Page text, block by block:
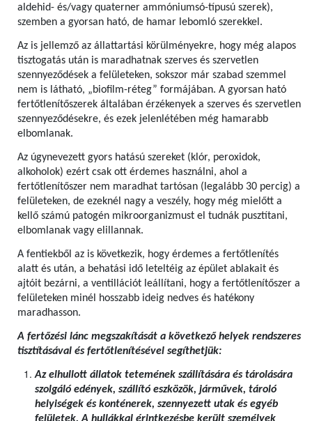
aldehid- és/vagy quaterner ammóniumsó-típusú szerek),
szemben a gyorsan ható, de hamar lebomló szerekkel.
Az is jellemző az állattartási körülményekre, hogy még alapos
tisztogatás után is maradhatnak szerves és szervetlen
szennyeződések a felületeken, sokszor már szabad szemmel
nem is látható, „biofilm-réteg” formájában. A gyorsan ható
fertőtlenítőszerek általában érzékenyek a szerves és szervetlen
szennyeződésekre, és ezek jelenlétében még hamarabb
elbomlanak.
Az úgynevezett gyors hatású szereket (klór, peroxidok,
alkoholok) ezért csak ott érdemes használni, ahol a
fertőtlenítőszer nem maradhat tartósan (legalább 30 percig) a
felületeken, de ezeknél nagy a veszély, hogy még mielőtt a
kellő számú patogén mikroorganizmust el tudnák pusztítani,
elbomlanak vagy elillannak.
A fentiekből az is következik, hogy érdemes a fertőtlenítés
alatt és után, a behatási idő leteltéig az épület ablakait és
ajtóit bezárni, a ventillációt leállítani, hogy a fertőtlenítőszer a
felületeken minél hosszabb ideig nedves és hatékony
maradhasson.
A fertőzési lánc megszakítását a következő helyek rendszeres
tisztításával és fertőtlenítésével segíthetjük:
Az elhullott állatok tetemének szállítására és tárolására
szolgáló edények, szállító eszközök, járművek, tároló
helyiségek és konténerek, szennyezett utak és egyéb